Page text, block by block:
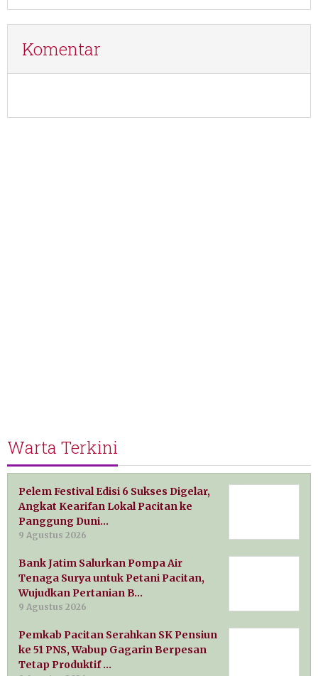
Komentar
Warta Terkini
Pelem Festival Edisi 6 Sukses Digelar,
Angkat Kearifan Lokal Pacitan ke
Panggung Duni…
9 Agustus 2026
Bank Jatim Salurkan Pompa Air
Tenaga Surya untuk Petani Pacitan,
Wujudkan Pertanian B…
9 Agustus 2026
Pemkab Pacitan Serahkan SK Pensiun
ke 51 PNS, Wabup Gagarin Berpesan
Tetap Produktif …